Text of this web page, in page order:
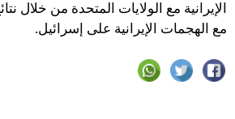
الإيرانية مع الولايات المتحدة من خلال
مع الهجمات الإيرانية على إسرائيل.